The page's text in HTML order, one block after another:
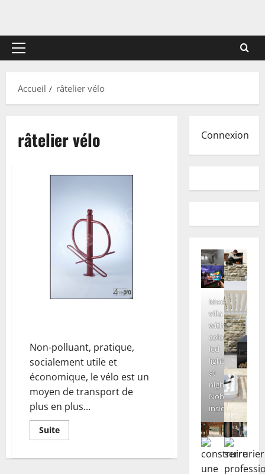
Menu
Accueil
râtelier vélo
râtelier vélo
Non-polluant, pratique,
socialement utile et
économique, le vélo est un
moyen de transport de
plus en plus...
SuiteEn
savoir
L’Importance
Connexion
Modern
villa
with
colored
led
lights
at
night.
Nobody
inside